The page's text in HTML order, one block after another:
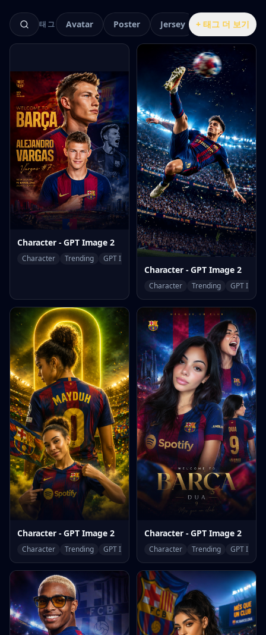
태그 Avatar Poster Jersey Fan Cam
+ 태그 더 보기
Character - GPT Image 2
Character Trending GPT Image 2
Character - GPT Image 2
Character Trending GPT
Character - GPT Image 2
Character Trending GPT Image 2
Character - GPT Image 2
Character Trending GPT